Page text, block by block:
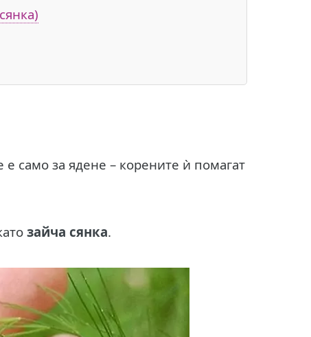
е само за ядене – корените ѝ помагат
зайча сянка.